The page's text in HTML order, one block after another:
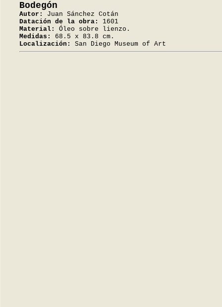
Bodegón
Autor:
Juan Sánchez Cotán
Datación de la obra:
1601
Material:
Óleo sobre lienzo.
Medidas:
68.5 x 83.8 cm.
Localización:
San Diego Museum of Art